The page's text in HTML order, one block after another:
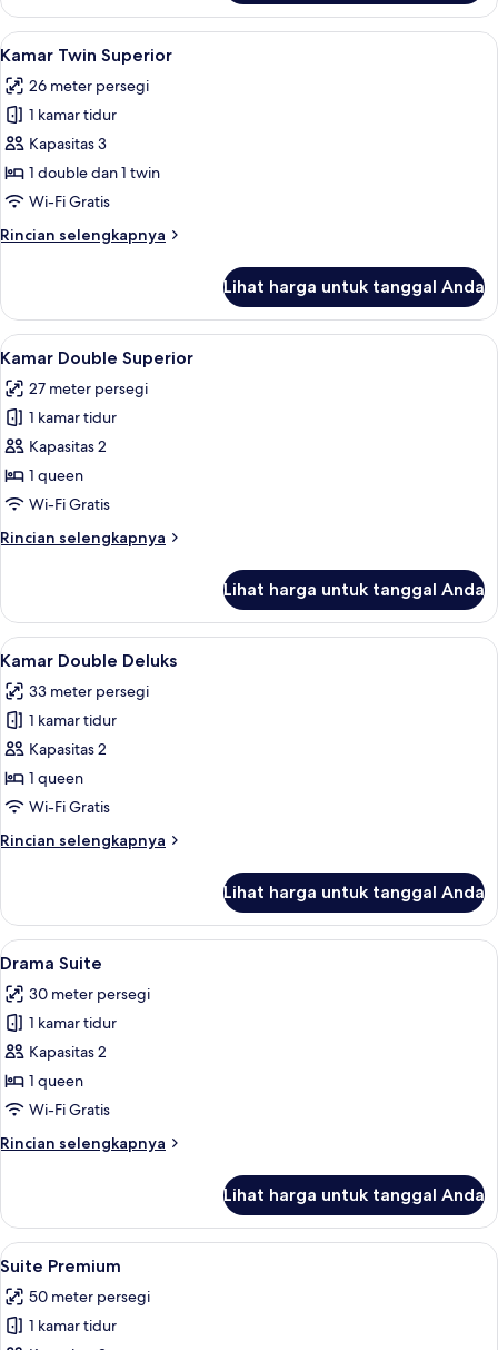
Kamar
Double
Bisnis
Lihat
semua
foto
untuk
Kamar
Twin
Superior
Minibar, brankas, meja kerja, dan
4
Kamar Twin Superior
26 meter persegi
1 kamar tidur
Kapasitas 3
1 double dan 1 twin
Wi-Fi Gratis
Rincian selengkapnya
Rincian
Kamar
Twin
Superior
Lihat harga untuk tanggal Anda
Lihat
semua
foto
untuk
Kamar
Double
Superior
Kamar Double Superior | Minibar,
6
Kamar Double Superior
27 meter persegi
1 kamar tidur
Kapasitas 2
1 queen
Wi-Fi Gratis
Rincian selengkapnya
Rincian
Kamar
Double
Superior
Lihat harga untuk tanggal Anda
Lihat
semua
foto
untuk
Kamar
Double
Deluks
Kamar Double Deluks | Minibar,
3
Kamar Double Deluks
33 meter persegi
1 kamar tidur
Kapasitas 2
1 queen
Wi-Fi Gratis
Rincian selengkapnya
Rincian
Kamar
Double
Deluks
Lihat harga untuk tanggal Anda
Lihat
semua
foto
untuk
Drama
Suite
Drama Suite | Minibar, brankas,
4
Drama Suite
30 meter persegi
1 kamar tidur
Kapasitas 2
1 queen
Wi-Fi Gratis
Rincian selengkapnya
Rincian
Drama
Suite
Lihat harga untuk tanggal Anda
Lihat
semua
foto
untuk
Suite Premium | Minibar, brankas,
6
Suite Premium
50 meter persegi
1 kamar tidur